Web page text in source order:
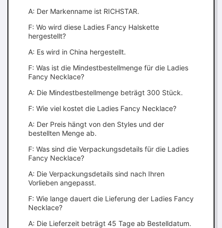
A: Der Markenname ist RICHSTAR.
F: Wo wird diese Ladies Fancy Halskette
hergestellt?
A: Es wird in China hergestellt.
F: Was ist die Mindestbestellmenge für die Ladies
Fancy Necklace?
A: Die Mindestbestellmenge beträgt 300 Stück.
F: Wie viel kostet die Ladies Fancy Necklace?
A: Der Preis hängt von den Styles und der
bestellten Menge ab.
F: Was sind die Verpackungsdetails für die Ladies
Fancy Necklace?
A: Die Verpackungsdetails sind nach Ihren
Vorlieben angepasst.
F: Wie lange dauert die Lieferung der Ladies Fancy
Necklace?
A: Die Lieferzeit beträgt 45 Tage ab Bestelldatum.